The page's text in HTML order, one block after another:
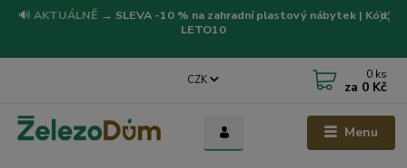
🔊 AKTUÁLNĚ → SLEVA -10 % na zahradní plastový nábytek | Kód:
LETO10
Menu
CZK 0 ks
za 0 Kč